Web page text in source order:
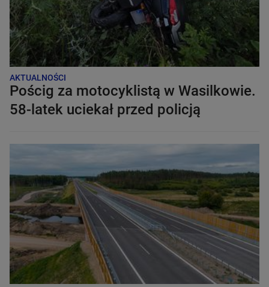
AKTUALNOŚCI
Pościg za motocyklistą w Wasilkowie.
58-latek uciekał przed policją